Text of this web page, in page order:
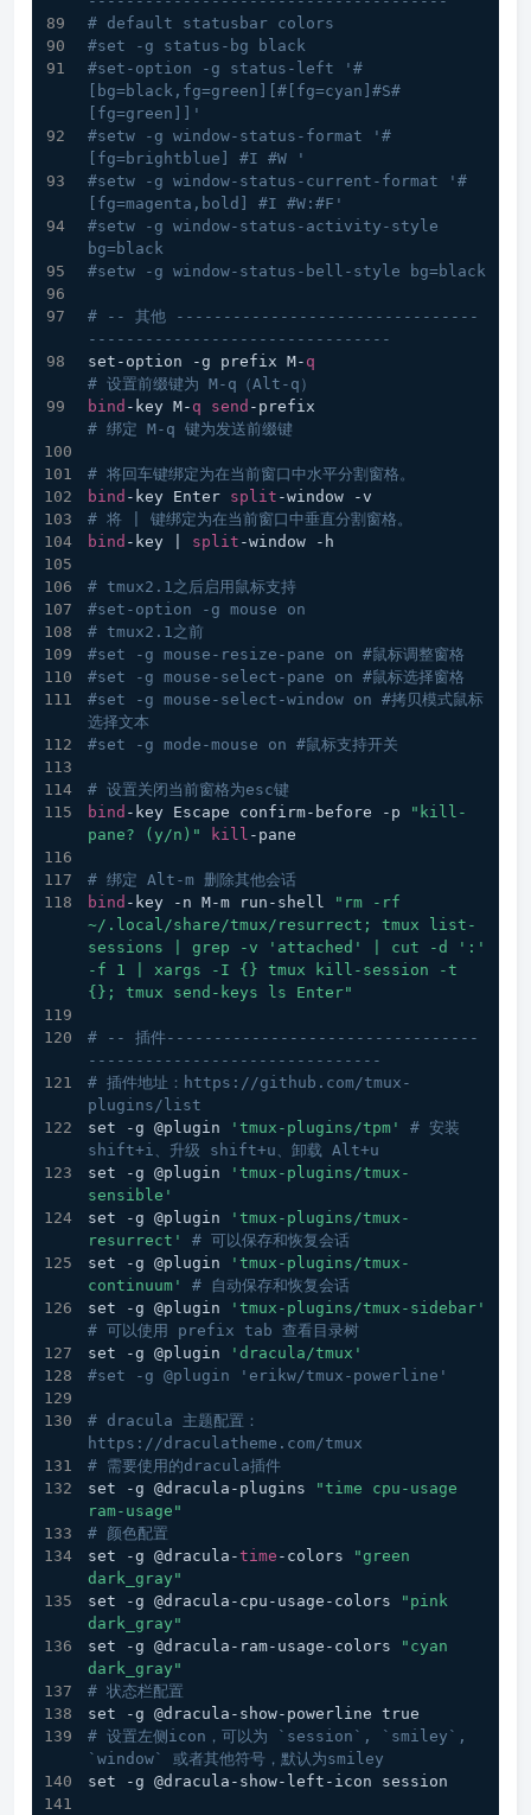
# default statusbar colors
#set -g status-bg black
#set-option -g status-left '#
[bg=black,fg=green][#[fg=cyan]#S#
[fg=green]]'
#setw -g window-status-format '#
[fg=brightblue] #I #W '
#setw -g window-status-current-format '#
[fg=magenta,bold] #I #W:#F'
#setw -g window-status-activity-style
bg=black
#setw -g window-status-bell-style bg=black
# -- 其他 --------------------------------
--------------------------------
set-option -g prefix M- q
# 设置前缀键为 M-q（Alt-q）
bind -key M- q send
# 绑定 M-q 键为发送前缀键
# 将回车键绑定为在当前窗口中水平分割窗格。
bind -key Enter split -window -v
# 将 | 键绑定为在当前窗口中垂直分割窗格。
bind -key | split -window -h
# tmux2.1之后启用鼠标支持
#set-option -g mouse on
# tmux2.1之前
#set -g mouse-resize-pane on #鼠标调整窗格
#set -g mouse-select-pane on #鼠标选择窗格
#set -g mouse-select-window on #拷贝模式鼠标
选择文本
#set -g mode-mouse on #鼠标支持开关
# 设置关闭当前窗格为esc键
bind -key Escape confirm-before -p
"kill-
pane? (y/n)"
kill -pane
# 绑定 Alt-m 删除其他会话
bind -key -n M-m run-shell
"rm -rf
~/.local/share/tmux/resurrect; tmux list-
sessions | grep -v 'attached' | cut -d ':'
-f 1 | xargs -I {} tmux kill-session -t
{}; tmux send-keys ls Enter"
# -- 插件---------------------------------
-------------------------------
# 插件地址：https://github.com/tmux-
plugins/list
set -g @plugin
'tmux-plugins/tpm'
# 安装
shift+i、升级 shift+u、卸载 Alt+u
set -g @plugin
'tmux-plugins/tmux-
sensible'
set -g @plugin
'tmux-plugins/tmux-
resurrect'
# 可以保存和恢复会话
set -g @plugin
'tmux-plugins/tmux-
continuum'
# 自动保存和恢复会话
set -g @plugin
'tmux-plugins/tmux-sidebar'
# 可以使用 prefix tab 查看目录树
set -g @plugin
'dracula/tmux'
#set -g @plugin 'erikw/tmux-powerline'
# dracula 主题配置：
https://draculatheme.com/tmux
# 需要使用的dracula插件
set -g @dracula-plugins
"time cpu-usage
ram-usage"
# 颜色配置
set -g @dracula-time -colors
"green
dark_gray"
set -g @dracula-cpu-usage-colors
"pink
dark_gray"
set -g @dracula-ram-usage-colors
"cyan
dark_gray"
# 状态栏配置
set -g @dracula-show-powerline true
# 设置左侧icon，可以为 `session`, `smiley`,
`window` 或者其他符号，默认为smiley
set -g @dracula-show-left-icon session